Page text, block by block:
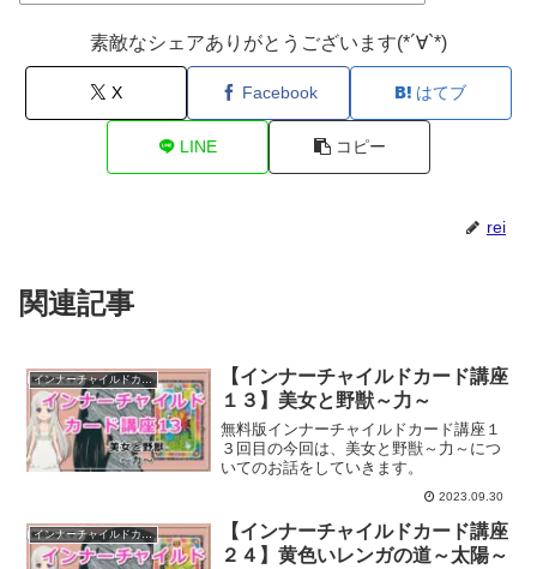
素敵なシェアありがとうございます(*´∀`*)
X Facebook はてブ
LINE コピー
rei
関連記事
インナーチャイルドカード講座
【インナーチャイルドカード講座
１３】美女と野獣～力～
無料版インナーチャイルドカード講座１
３回目の今回は、美女と野獣～力～につ
いてのお話をしていきます。
2023.09.30
インナーチャイルドカード講座
【インナーチャイルドカード講座
２４】黄色いレンガの道～太陽～